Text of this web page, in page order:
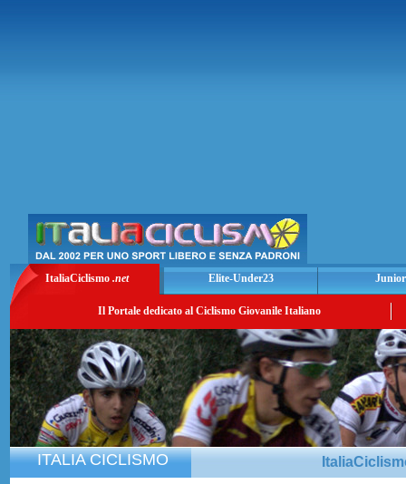
ItaliaCiclismo .net Elite-Under23
Il Portale dedicato al Ciclismo Giovanile Italiano
ITALIA CICLISMO